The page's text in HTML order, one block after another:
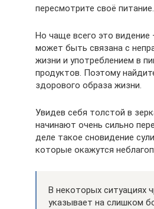
пересмотрите своё питание.
Но чаще всего это видение
может быть связана с
жизни и употреблением в
продуктов. Поэтому
здорового образа жизни.
Увидев себя толстой в
начинают очень сильно
деле такое сновидение
которые окажутся
В некоторых ситуациях
указывает на слишком